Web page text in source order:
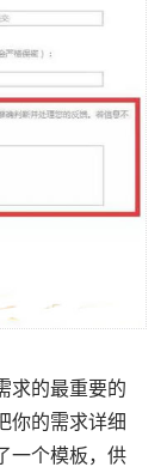
求的最重要的
你的需求详细
一个模板，供